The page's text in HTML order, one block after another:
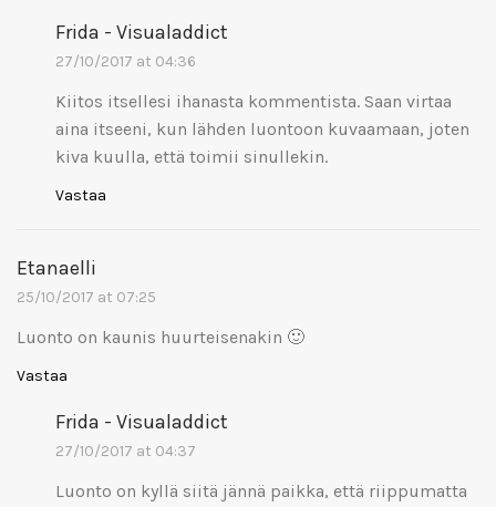
Frida - Visualaddict
27/10/2017 at 04:36
Kiitos itsellesi ihanasta kommentista. Saan virtaa
aina itseeni, kun lähden luontoon kuvaamaan, joten
kiva kuulla, että toimii sinullekin.
Vastaa
Etanaelli
25/10/2017 at 07:25
Luonto on kaunis huurteisenakin 🙂
Vastaa
Frida - Visualaddict
27/10/2017 at 04:37
Luonto on kyllä siitä jännä paikka, että riippumatta